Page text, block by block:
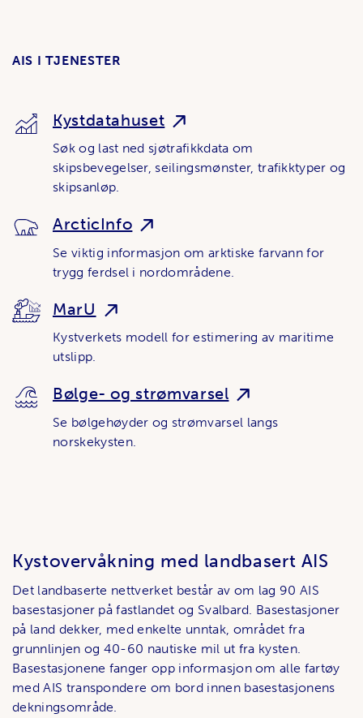
AIS I TJENESTER
Kystdatahuset
Søk og last ned sjøtrafikkdata om
skipsbevegelser, seilingsmønster, trafikktyper og
skipsanløp.
ArcticInfo
Se viktig informasjon om arktiske farvann for
trygg ferdsel i nordområdene.
MarU
Kystverkets modell for estimering av maritime
utslipp.
Bølge- og strømvarsel
Se bølgehøyder og strømvarsel langs
norskekysten.
Kystovervåkning med landbasert AIS
Det landbaserte nettverket består av om lag 90 AIS
basestasjoner på fastlandet og Svalbard. Basestasjoner
på land dekker, med enkelte unntak, området fra
grunnlinjen og 40-60 nautiske mil ut fra kysten.
Basestasjonene fanger opp informasjon om alle fartøy
med AIS transpondere om bord innen basestasjonens
dekningsområde.